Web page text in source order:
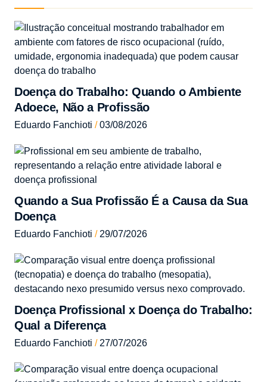
Doença do Trabalho: Quando o Ambiente
Adoece, Não a Profissão
Eduardo Fanchioti 03/08/2026
Quando a Sua Profissão É a Causa da Sua
Doença
Eduardo Fanchioti 29/07/2026
Doença Profissional x Doença do Trabalho:
Qual a Diferença
Eduardo Fanchioti 27/07/2026